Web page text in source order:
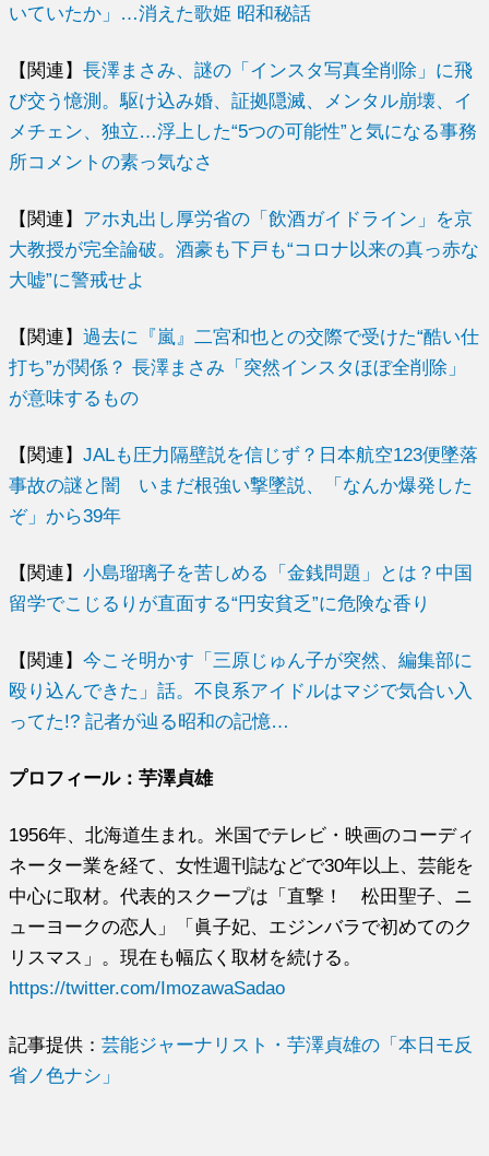
いていたか」…消えた歌姫 昭和秘話
【関連】長澤まさみ、謎の「インスタ写真全削除」に飛
び交う憶測。駆け込み婚、証拠隠滅、メンタル崩壊、イ
メチェン、独立…浮上した“5つの可能性”と気になる事務
所コメントの素っ気なさ
【関連】 アホ丸出し厚労省の「飲酒ガイドライン」を京
大教授が完全論破。酒豪も下戸も“コロナ以来の真っ赤な
大嘘”に警戒せよ
【関連】過去に『嵐』二宮和也との交際で受けた“酷い仕
打ち”が関係？ 長澤まさみ「突然インスタほぼ全削除」
が意味するもの
【関連】JALも圧力隔壁説を信じず？日本航空123便墜落
事故の謎と闇 いまだ根強い撃墜説、「なんか爆発した
ぞ」から39年
【関連】小島瑠璃子を苦しめる「金銭問題」とは？中国
留学でこじるりが直面する“円安貧乏”に危険な香り
【関連】今こそ明かす「三原じゅん子が突然、編集部に
殴り込んできた」話。不良系アイドルはマジで気合い入
ってた!? 記者が辿る昭和の記憶…
プロフィール：芋澤貞雄
1956年、北海道生まれ。米国でテレビ・映画のコーディ
ネーター業を経て、女性週刊誌などで30年以上、芸能を
中心に取材。代表的スクープは「直撃！ 松田聖子、ニ
ューヨークの恋人」「眞子妃、エジンバラで初めてのク
リスマス」。現在も幅広く取材を続ける。
https://twitter.com/ImozawaSadao
記事提供：芸能ジャーナリスト・芋澤貞雄の「本日モ反
省ノ色ナシ」